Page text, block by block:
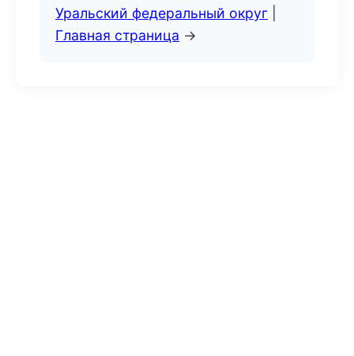
Уральский федеральный округ
Главная страница →